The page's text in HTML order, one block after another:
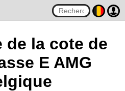
de la cote de
E AMG